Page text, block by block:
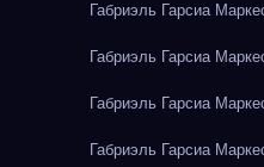
Габриэль Гарсиа
Габриэль Гарсиа
Габриэль Гарсиа
Габриэль Гарсиа